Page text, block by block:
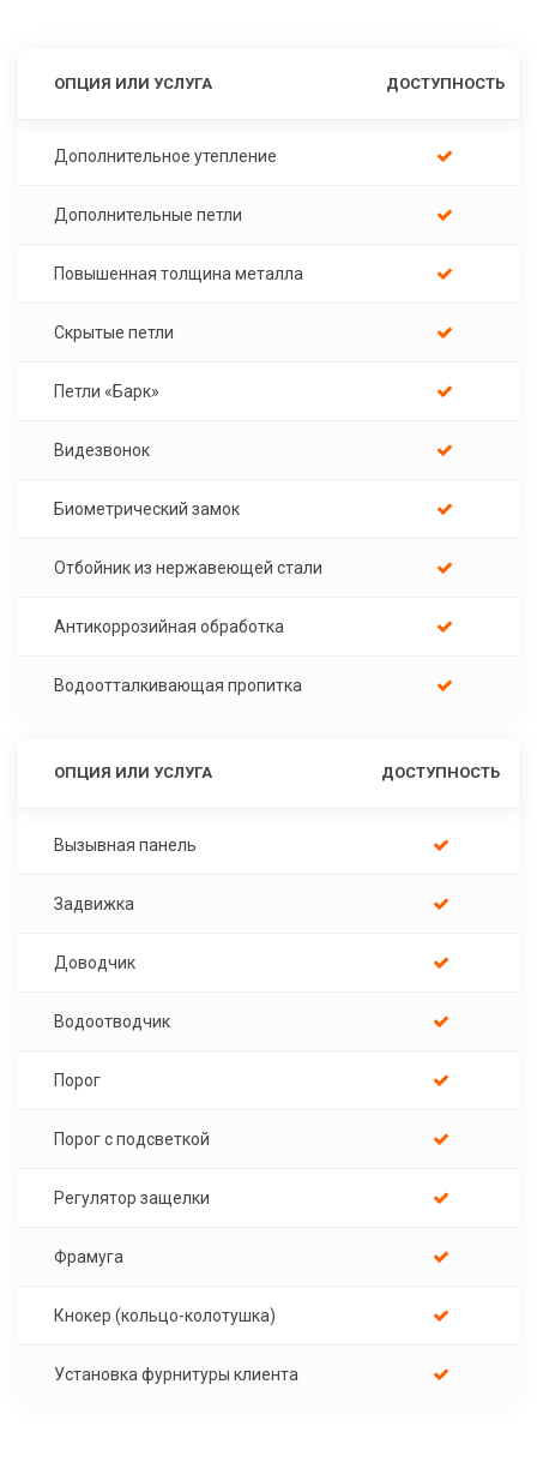
ОПЦИЯ ИЛИ УСЛУГА ДОСТУПНОСТЬ
Дополнительное утепление
Дополнительные петли
Повышенная толщина металла
Скрытые петли
Петли «Барк»
Видезвонок
Биометрический замок
Отбойник из нержавеющей стали
Антикоррозийная обработка
Водоотталкивающая пропитка
ОПЦИЯ ИЛИ УСЛУГА ДОСТУПНОСТЬ
Вызывная панель
Задвижка
Доводчик
Водоотводчик
Порог
Порог с подсветкой
Регулятор защелки
Фрамуга
Кнокер (кольцо-колотушка)
Установка фурнитуры клиента